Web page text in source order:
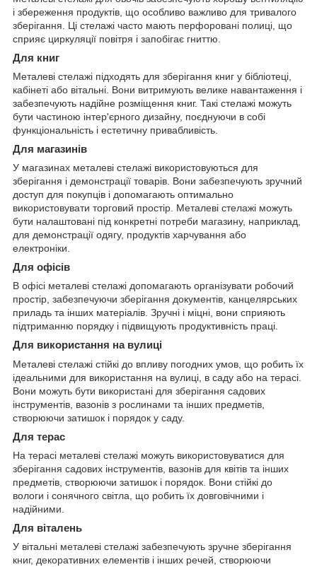
і збереження продуктів, що особливо важливо для тривалого
зберігання. Ці стелажі часто мають перфоровані полиці, що
сприяє циркуляції повітря і запобігає гниттю.
Для книг
Металеві стелажі підходять для зберігання книг у бібліотеці,
кабінеті або вітальні. Вони витримують велике навантаження і
забезпечують надійне розміщення книг. Такі стелажі можуть
бути частиною інтер'єрного дизайну, поєднуючи в собі
функціональність і естетичну привабливість.
Для магазинів
У магазинах металеві стелажі використовуються для
зберігання і демонстрації товарів. Вони забезпечують зручний
доступ для покупців і допомагають оптимально
використовувати торговий простір. Металеві стелажі можуть
бути налаштовані під конкретні потреби магазину, наприклад,
для демонстрації одягу, продуктів харчування або
електроніки.
Для офісів
В офісі металеві стелажі допомагають організувати робочий
простір, забезпечуючи зберігання документів, канцелярських
приладь та інших матеріалів. Зручні і міцні, вони сприяють
підтриманню порядку і підвищують продуктивність праці.
Для використання на вулиці
Металеві стелажі стійкі до впливу погодних умов, що робить їх
ідеальними для використання на вулиці, в саду або на терасі.
Вони можуть бути використані для зберігання садових
інструментів, вазонів з рослинами та інших предметів,
створюючи затишок і порядок у саду.
Для терас
На терасі металеві стелажі можуть використовуватися для
зберігання садових інструментів, вазонів для квітів та інших
предметів, створюючи затишок і порядок. Вони стійкі до
вологи і сонячного світла, що робить їх довговічними і
надійними.
Для віталень
У вітальні металеві стелажі забезпечують зручне зберігання
книг, декоративних елементів і інших речей, створюючи